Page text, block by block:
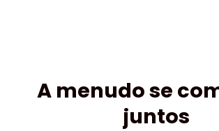
A menudo se
juntos